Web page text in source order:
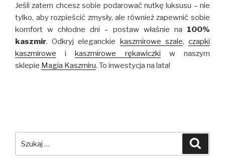
Jeśli zatem chcesz sobie podarować nutkę luksusu – nie
tylko, aby rozpieścić zmysły, ale również zapewnić sobie
komfort w chłodne dni – postaw właśnie na 100%
kaszmir. Odkryj eleganckie kaszmirowe szale,czapki
kaszmirowe ikaszmirowe rękawiczki w naszym
sklepie Magia Kaszmiru. To inwestycja na lata!